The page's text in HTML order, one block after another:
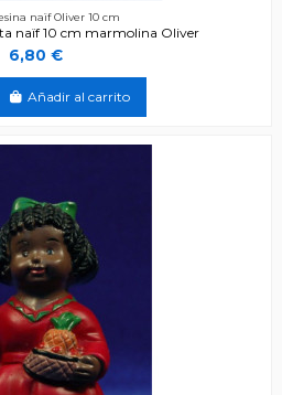
naïf Oliver 10 cm
naïf 10 cm marmolina Oliver
6,80 €
Añadir al carrito